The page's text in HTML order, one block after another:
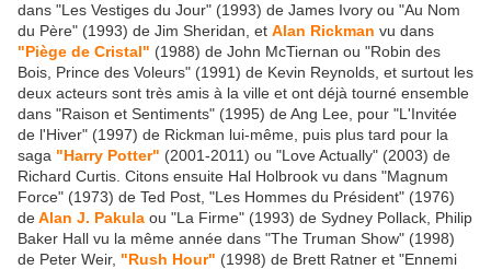
dans "Les Vestiges du Jour" (1993) de James Ivory ou "Au Nom
du Père" (1993) de Jim Sheridan, et Alan Rickman vu dans
"Piège de Cristal" (1988) de John McTiernan ou "Robin des
Bois, Prince des Voleurs" (1991) de Kevin Reynolds, et surtout les
deux acteurs sont très amis à la ville et ont déjà tourné ensemble
dans "Raison et Sentiments" (1995) de Ang Lee, pour "L'Invitée
de l'Hiver" (1997) de Rickman lui-même, puis plus tard pour la
saga "Harry Potter" (2001-2011) ou "Love Actually" (2003) de
Richard Curtis. Citons ensuite Hal Holbrook vu dans "Magnum
Force" (1973) de Ted Post, "Les Hommes du Président" (1976)
deAlan J. Pakula ou "La Firme" (1993) de Sydney Pollack, Philip
Baker Hall vu la même année dans "The Truman Show" (1998)
de Peter Weir, "Rush Hour" (1998) de Brett Ratner et "Ennemi